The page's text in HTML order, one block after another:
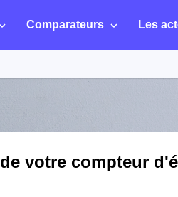
Comparateurs Les